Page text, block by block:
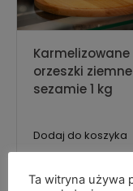
Karmelizowane
orzeszki
sezamie 1 kg
Dodaj do koszyka
Ta witryna używa